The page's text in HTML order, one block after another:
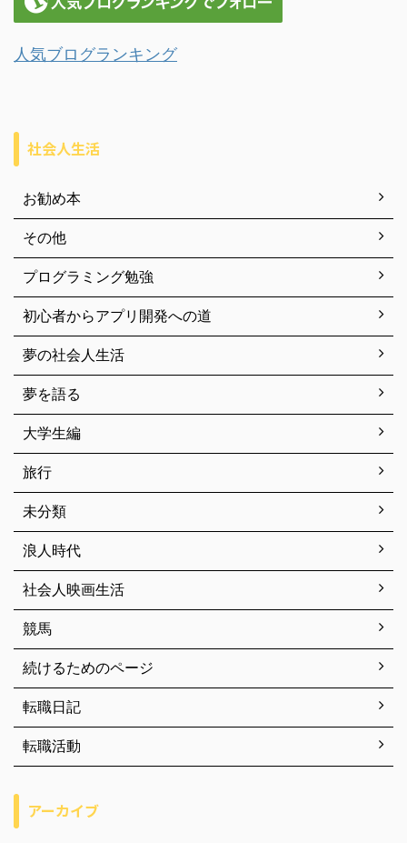
人気ブログランキング
社会人生活
お勧め本
その他
プログラミング勉強
初心者からアプリ開発への道
夢の社会人生活
夢を語る
大学生編
旅行
未分類
浪人時代
社会人映画生活
競馬
続けるためのページ
転職日記
転職活動
アーカイブ